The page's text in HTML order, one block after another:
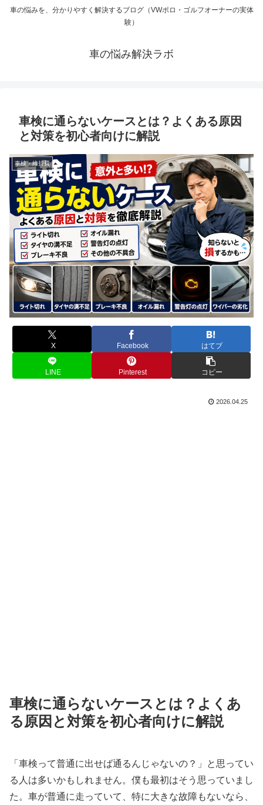
車の悩みを、分かりやすく解決するブログ（VWポロ・ゴルフオーナーの実体
験）
車の悩み解決ラボ
車検に通らないケースとは？よくある原因
と対策を初心者向けに解説
車検・維持費
X Facebook はてブ
LINE Pinterest コピー
2026.04.25
車検に通らないケースとは？よくあ
る原因と対策を初心者向けに解説
「車検って普通に出せば通るんじゃないの？」と思ってい
る人は多いかもしれません。僕も最初はそう思っていまし
た。車が普通に走っていて、特に大きな故障もないなら、